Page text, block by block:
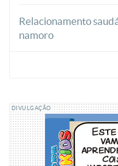
Relacionamento
namoro
DIVULGAÇÃO